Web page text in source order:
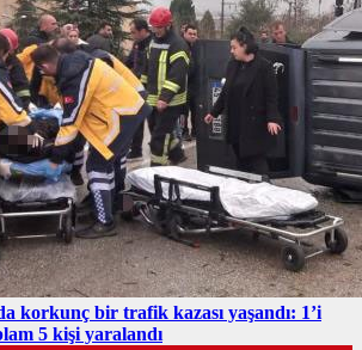
korkunç bir trafik kazası yaşandı: 1’i
5 kişi yaralandı